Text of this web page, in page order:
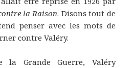
la Raison. Disons tout de
penser avec les mots de
contre Valéry.
Grande Guerre, Valéry